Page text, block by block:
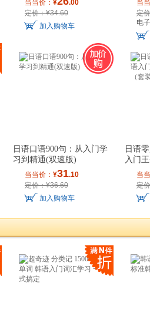
当当价： ¥
.00
定价：¥34.60
加入购物车
当
定
电
日语口语900句：从入门学
习到精通(双速版)
当当价： ¥31.10
定价：¥36.60
加入购物车
日语
入门
装2册
当
定